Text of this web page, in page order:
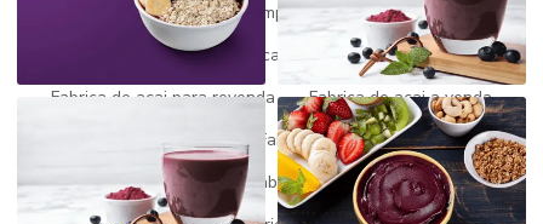
Empresa de sorvete
Empresa de sorvete e picolés
Fabrica de açai
Fabrica de açai em minas gerais
Fabrica de açai para revenda
Fabrica de açai a venda
Fabrica de gelato italiano
Fabrica de picole
Fabrica de picole artesanal